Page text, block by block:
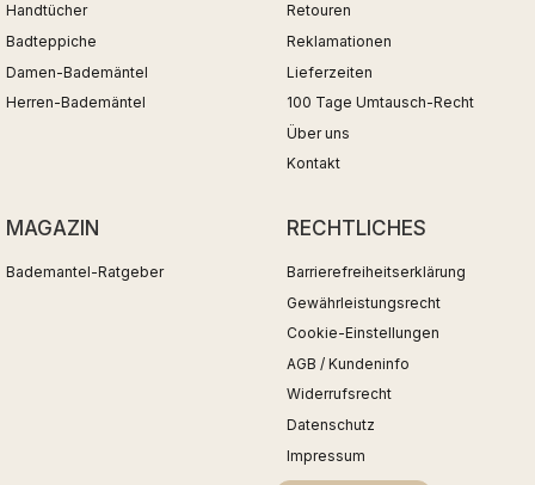
Handtücher
Badteppiche
Damen-Bademäntel
Herren-Bademäntel
Retouren
Reklamationen
Lieferzeiten
100 Tage Umtausch-Recht
Über uns
Kontakt
MAGAZIN
Bademantel-Ratgeber
RECHTLICHES
Barrierefreiheitserklärung
Gewährleistungsrecht
Cookie-Einstellungen
AGB / Kundeninfo
Widerrufsrecht
Datenschutz
Impressum